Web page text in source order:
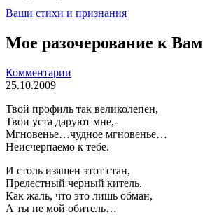
Ваши стихи и признания
Мое разочерование к Вам
Комментарии
25.10.2009
Твой профиль так великолепен,
Твои уста даруют мне,-
Мгновенье…чудное мгновенье…
Неисчерпаемо к тебе.
И столь изящен этот стан,
Прелестный черный китель.
Как жаль, что это лишь обман,
А ты не мой обитель…